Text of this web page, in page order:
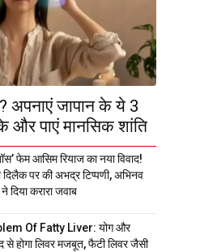
अपनाएं जापान के ये 3
और पाएं मानसिक शांति
फेम आसिम रियाज का नया विवाद!
दिलैक पर की अभद्र टिप्पणी, अभिनव
दिया करारा जवाब
Of Fatty Liver: योग और
से होगा लिवर मजबूत, फैटी लिवर जैसी